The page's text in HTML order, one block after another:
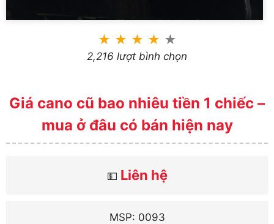
★ ★ ★ ★ ★
2,216 lượt bình chọn
Giá cano cũ bao nhiêu tiền 1 chiếc –
mua ở đâu có bán hiện nay
💵 Liên hệ
MSP: 0093